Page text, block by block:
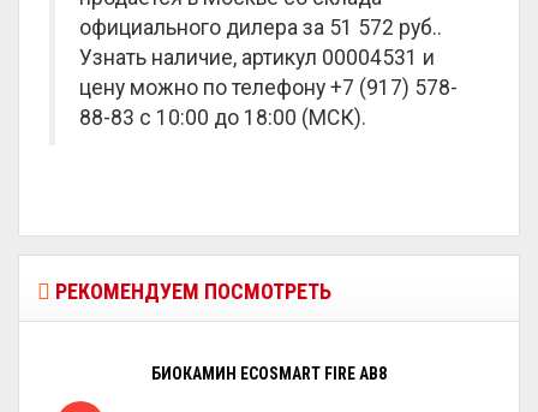
официального дилера за 51 572 руб..
Узнать наличие, артикул 00004531 и
цену можно по телефону +7 (917) 578-
88-83 с 10:00 до 18:00 (МСК).
РЕКОМЕНДУЕМ ПОСМОТРЕТЬ
БИОКАМИН ECOSMART FIRE АB8